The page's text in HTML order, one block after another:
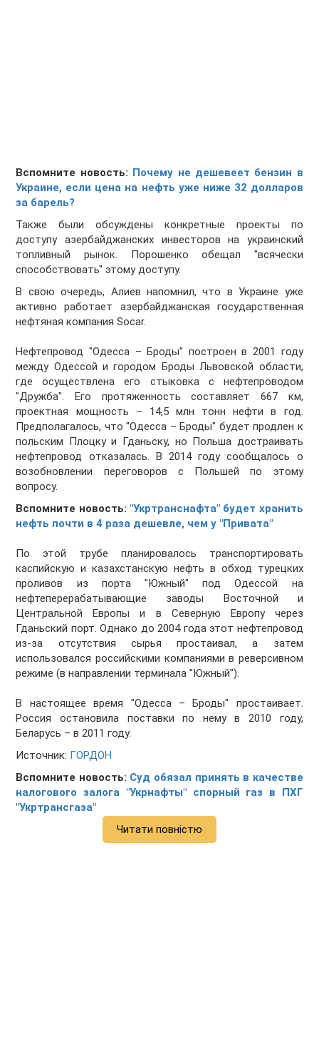
Вспомните новость: Почему не дешевеет бензин в
Украине, если цена на нефть уже ниже 32 долларов
за барель?
Также были обсуждены конкретные проекты по
доступу азербайджанских инвесторов на украинский
топливный рынок. Порошенко обещал "всячески
способствовать" этому доступу.
В свою очередь, Алиев напомнил, что в Украине уже
активно работает азербайджанская государственная
нефтяная компания Socar.
Нефтепровод "Одесса – Броды" построен в 2001 году
между Одессой и городом Броды Львовской области,
где осуществлена его стыковка с нефтепроводом
"Дружба". Его протяженность составляет 667 км,
проектная мощность – 14,5 млн тонн нефти в год.
Предполагалось, что "Одесса – Броды" будет продлен к
польским Плоцку и Гданьску, но Польша достраивать
нефтепровод отказалась. В 2014 году сообщалось о
возобновлении переговоров с Польшей по этому
вопросу.
Вспомните новость: "Укртранснафта" будет хранить
нефть почти в 4 раза дешевле, чем у "Привата"
По этой трубе планировалось транспортировать
каспийскую и казахстанскую нефть в обход турецких
проливов из порта "Южный" под Одессой на
нефтеперерабатывающие заводы Восточной и
Центральной Европы и в Северную Европу через
Гданьский порт. Однако до 2004 года этот нефтепровод
из-за отсутствия сырья простаивал, а затем
использовался российскими компаниями в реверсивном
режиме (в направлении терминала "Южный").
В настоящее время "Одесса – Броды" простаивает.
Россия остановила поставки по нему в 2010 году,
Беларусь – в 2011 году.
Источник: ГОРДОН
Вспомните новость: Суд обязал принять в качестве
налогового залога "Укрнафты" спорный газ в ПХГ
"Укртрансгаза"
Читати повністю